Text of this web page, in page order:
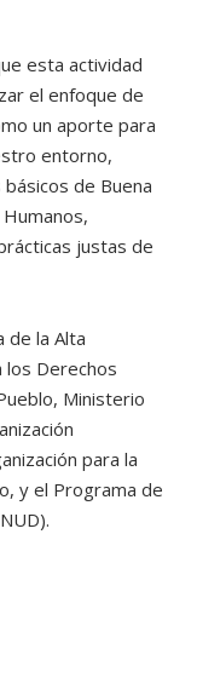
esta actividad
el enfoque de
un aporte para
entorno,
de Buena
justas de
de la Alta
los Derechos
Ministerio
para la
y el Programa de